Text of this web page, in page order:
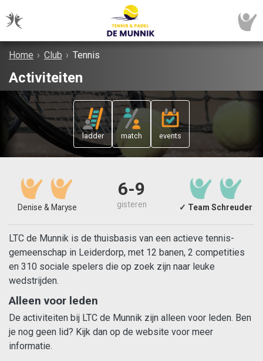
Home › Club › Tennis
Activiteiten
ladder match events
Denise & Maryse
6-9
gisteren ✓ Team Schreuder
LTC de Munnik is de thuisbasis van een actieve tennis-
gemeenschap in Leiderdorp, met 12 banen, 2 competities
en 310 sociale spelers die op zoek zijn naar leuke
wedstrijden.
Alleen voor leden
De activiteiten bij LTC de Munnik zijn alleen voor leden. Ben
je nog geen lid? Kijk dan op de website voor meer
informatie.